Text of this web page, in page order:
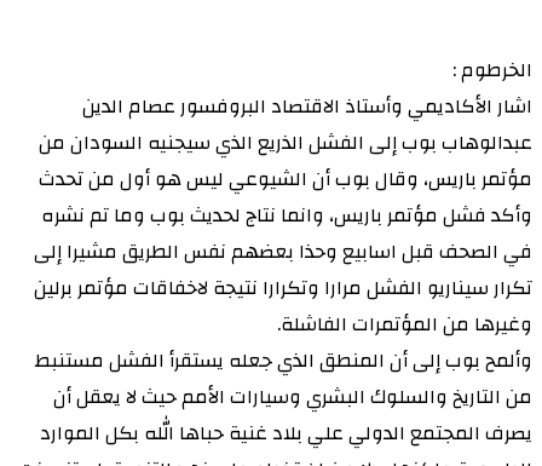
الخرطوم :
اشار الأكاديمي وأستاذ الاقتصاد البروفسور عصام الدين
عبدالوهاب بوب إلى الفشل الذريع الذي سيجنيه السودان من
مؤتمر باريس، وقال بوب أن الشيوعي ليس هو أول من تحدث
وأكد فشل مؤتمر باريس، وانما نتاج لحديث بوب وما تم نشره
في الصحف قبل اسابيع وحذا بعضهم نفس الطريق مشيرا إلى
تكرار سيناريو الفشل مرارا وتكرارا نتيجة لاخفاقات مؤتمر برلين
وغيرها من المؤتمرات الفاشلة.
وألمح بوب إلى أن المنطق الذي جعله يستقرأ الفشل مستنبط
من التاريخ والسلوك البشري وسيارات الأمم حيث لا يعقل أن
يصرف المجتمع الدولي علي بلاد غنية حباها الله بكل الموارد